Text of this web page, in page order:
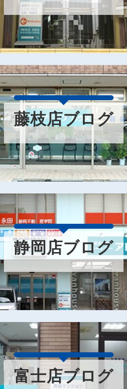
藤枝店ブログ
静岡店ブログ
富士店ブログ